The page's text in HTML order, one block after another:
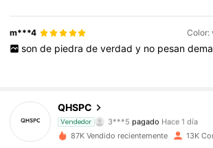
m***4 Color:
son de piedra de verdad y no pesan
QHSPC
Vendedor
m***r seguido hace Hace 1 día
4,87
2.8K Seguidores
87K Vendido recientemente 13K